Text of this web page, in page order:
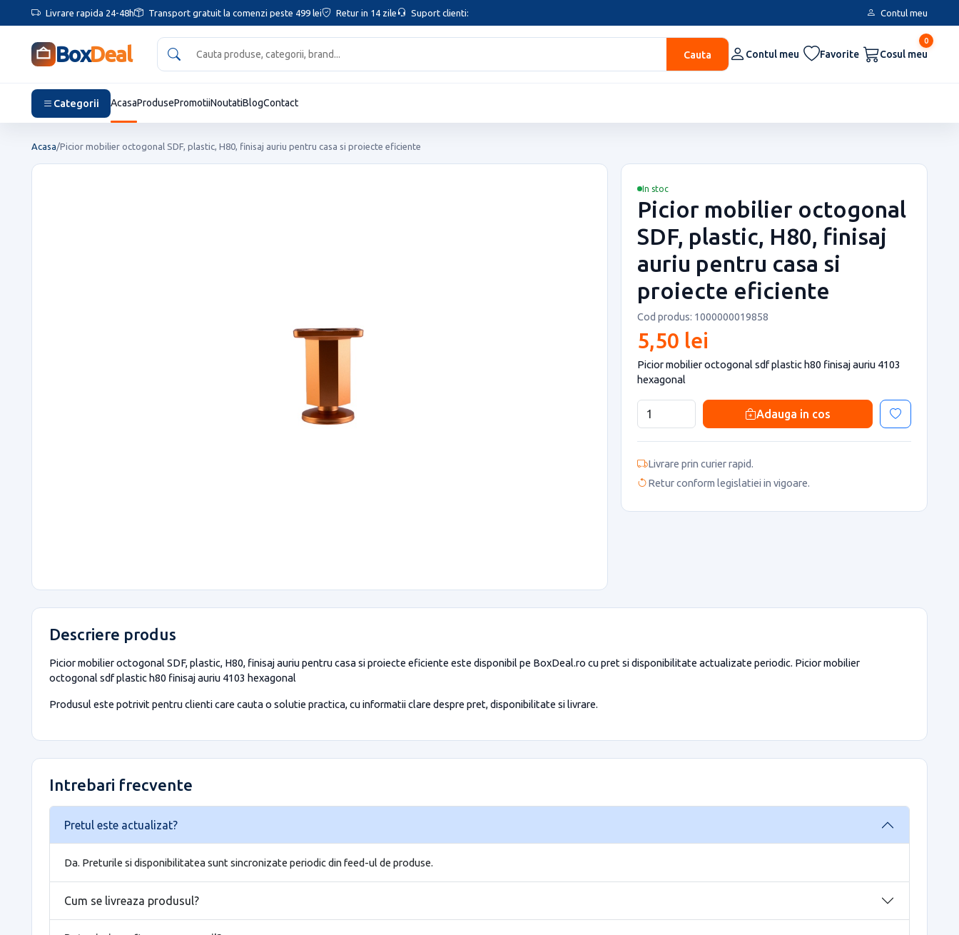
Livrare rapida 24-48h Transport gratuit la comenzi peste 499 lei Retur in 14 zile Suport clienti: Contul meu
BoxDeal Cauta Contul meu Favorite
0
Cosul meu
Categorii AcasaProdusePromotiiNoutatiBlogContact
Acasa/Picior mobilier octogonal SDF, plastic, H80, finisaj auriu pentru casa si proiecte eficiente
In stoc
Picior mobilier octogonal
SDF, plastic, H80, finisaj
auriu pentru casa si
proiecte eficiente
Cod produs: 1000000019858
5,50 lei
Picior mobilier octogonal sdf plastic h80 finisaj auriu 4103
hexagonal
Adauga in cos
Livrare prin curier rapid.
Retur conform legislatiei in vigoare.
Descriere produs
Picior mobilier octogonal SDF, plastic, H80, finisaj auriu pentru casa si proiecte eficiente este disponibil pe BoxDeal.ro cu pret si disponibilitate actualizate periodic. Picior mobilier
octogonal sdf plastic h80 finisaj auriu 4103 hexagonal
Produsul este potrivit pentru clienti care cauta o solutie practica, cu informatii clare despre pret, disponibilitate si livrare.
Intrebari frecvente
Pretul este actualizat?
Da. Preturile si disponibilitatea sunt sincronizate periodic din feed-ul de produse.
Cum se livreaza produsul?